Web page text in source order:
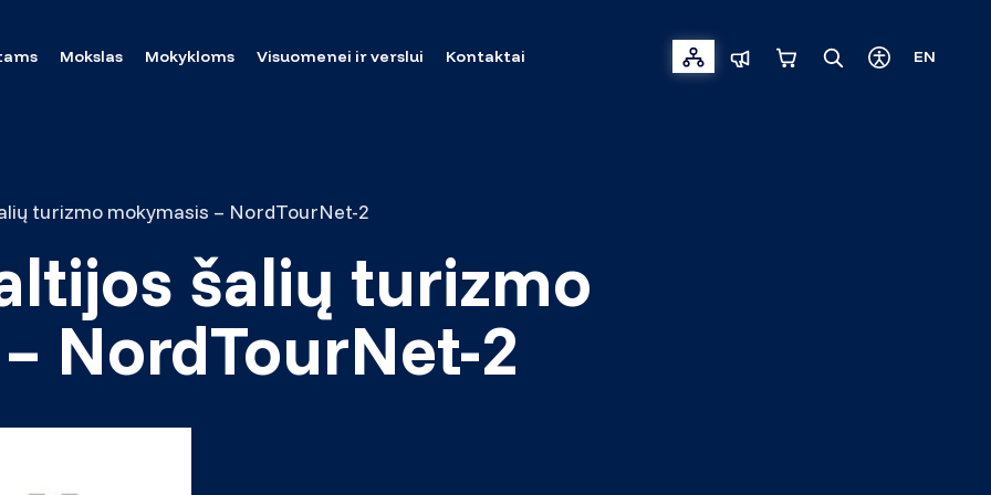
Mokslas Mokykloms Visuomenei ir verslui Kontaktai EN
turizmo mokymasis – NordTourNet-2
šalių turizmo
NordTourNet-2